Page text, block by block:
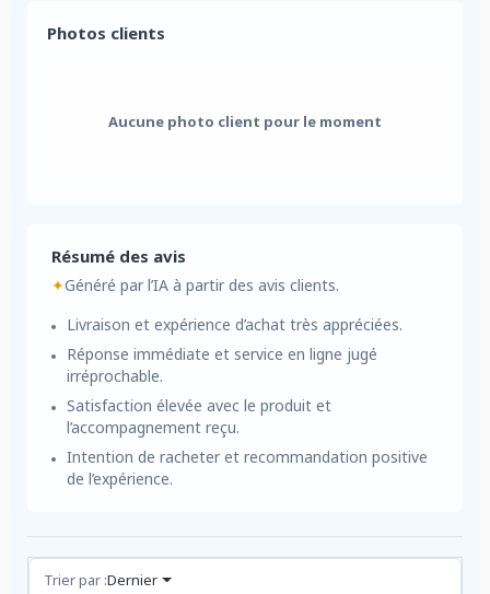
Photos clients
Aucune photo client pour le moment
Résumé des avis
✦Généré par l’IA à partir des avis clients.
Livraison et expérience d’achat très appréciées.
Réponse immédiate et service en ligne jugé
irréprochable.
Satisfaction élevée avec le produit et
l’accompagnement reçu.
Intention de racheter et recommandation positive
de l’expérience.
Avis (1)
Trier par :Dernier